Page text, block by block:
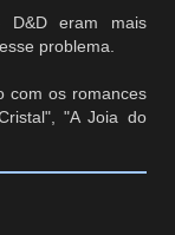
D&D eram mais
problema.
com os romances
"A Joia do